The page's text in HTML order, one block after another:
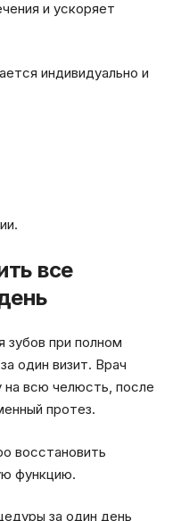
и ускоряет
индивидуально и
все
зубов при полном
один визит. Врач
на всю челюсть, после
протез.
восстановить
функцию.
за один день